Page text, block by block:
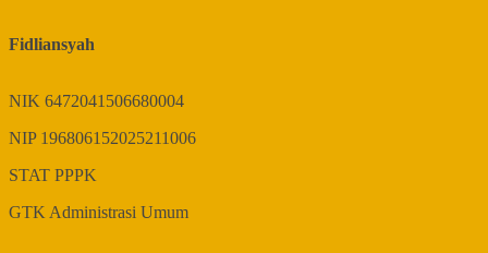
Fidliansyah
NIK 6472041506680004
NIP 196806152025211006
STAT PPPK
GTKAdministrasi Umum